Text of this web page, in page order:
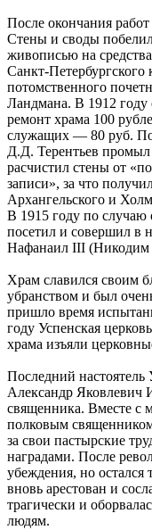
После окончания
Стены и своды
живописью на
Санкт-Петербургского
потомственного
Ландмана. В 1912 году
ремонт храма 100
служащих — 80 руб.
Д.Д. Терентьев
расчистил стены от
записи», за что
Архангельского и
В 1915 году по случаю
посетил и совершил в
Нафанаил III (Никодим
Храм славился своим
убранством и был
пришло время
году Успенская
храма изъяли
Последний
Александр Яковлевич
священника. Вместе с
полковым
за свои пастырские
наградами. После
убеждения, но остался
вновь арестован и
трагически и
людям.